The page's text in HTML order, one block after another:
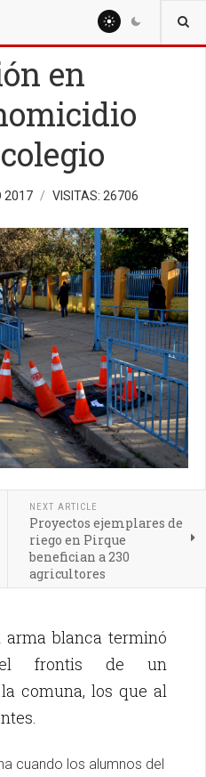
en
2017 VISITAS: 26706
NEXT ARTICLE
Proyectos ejemplares de
riego en Pirque
benefician a 230
agricultores
blanca terminó
frontis de un
comuna, los que al
cuando los alumnos del